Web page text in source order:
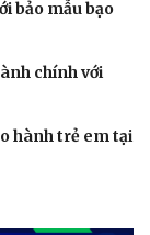
bảo mẫu bạo
chính với
hành trẻ em tại